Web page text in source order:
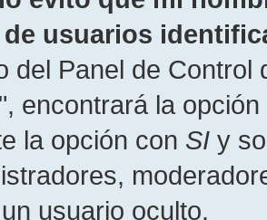
usuarios
del Panel de
encontrará la opción
la opción con SI y
usuario oculto.